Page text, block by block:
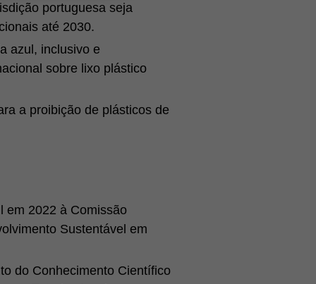
portuguesa seja
até 2030.
azul, inclusivo e
sobre lixo plástico
a proibição de plásticos de
em 2022 à Comissão
Sustentável em
do Conhecimento Científico